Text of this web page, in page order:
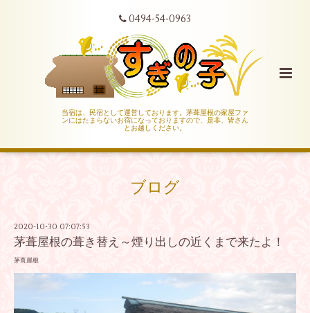
0494-54-0963
当宿は、民宿として運営しております。茅葺屋根の家屋ファ
ンにはたまらないお宿になっておりますので、是非、皆さん
とお越しください。
ブログ
2020-10-30 07:07:53
茅葺屋根の葺き替え～煙り出しの近くまで来たよ！
茅葺屋根